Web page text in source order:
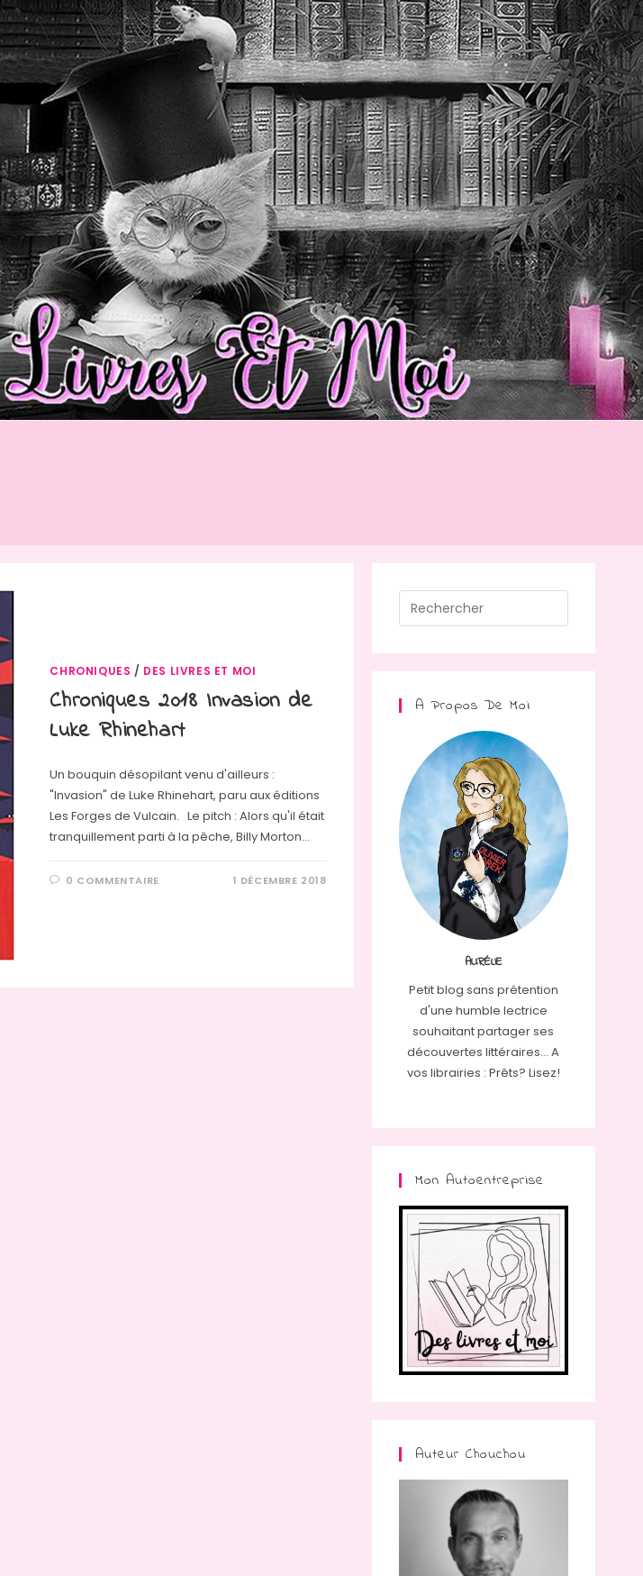
CHRONIQUES / DES LIVRES ET MOI
Chroniques 2018 Invasion de
Luke Rhinehart
Un bouquin désopilant venu d'ailleurs :
"Invasion" de Luke Rhinehart, paru aux éditions
Les Forges de Vulcain. Le pitch : Alors qu'il était
tranquillement parti à la pêche, Billy Morton…
0 COMMENTAIRE 1 DÉCEMBRE 2018
Escape
A Propos De Moi
AURÉLIE
Petit blog sans prétention
d'une humble lectrice
souhaitant partager ses
découvertes littéraires... A
vos librairies : Prêts? Lisez!
Mon Autoentreprise
Auteur Chouchou